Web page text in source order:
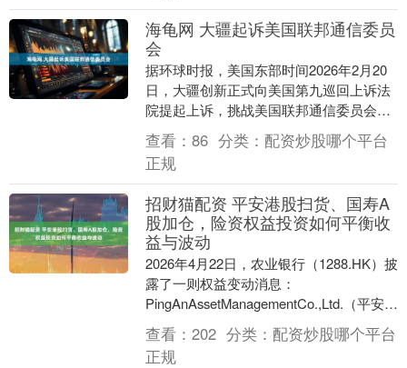
海龟网 大疆起诉美国联邦通信委员
会
据环球时报，美国东部时间2026年2月20
日，大疆创新正式向美国第九巡回上诉法
院提起上诉，挑战美国联邦通信委员会
（FCC）2025年12月23日将大疆及产品列
入....
查看： 86 分类： 配资炒股哪个平台
正规
招财猫配资 平安港股扫货、国寿A
股加仓，险资权益投资如何平衡收
益与波动
2026年4月22日，农业银行（1288.HK）披
露了一则权益变动消息：
PingAnAssetManagementCo.,Ltd.（平安资
管）买入公司4994.....
查看： 202 分类： 配资炒股哪个平台
正规